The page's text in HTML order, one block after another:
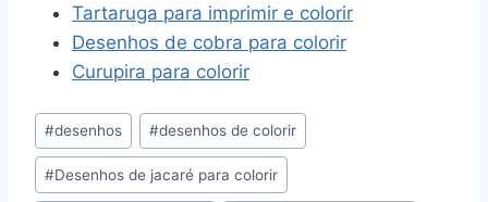
Tartaruga para imprimir e colorir
Desenhos de cobra para colorir
Curupira para colorir
Tags
do
Post:
#desenhos #desenhos de colorir
#Desenhos de jacaré para colorir